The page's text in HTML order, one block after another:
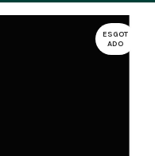
ESGOT
ADO